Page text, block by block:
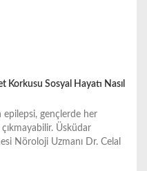
Sosyal Hayatı Nasıl
epilepsi, gençlerde her
Üsküdar
Nöroloji Uzmanı Dr. Celal